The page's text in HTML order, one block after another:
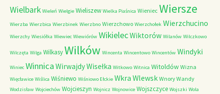
Wielbark Wieleń Wielgie Wieliszew Wielka Piaśnica Wieniec Wiersze
Wierzba Wierzbica Wierzbinek Wierzbno Wierzchowo Wierzchołek Wierzchucino
Wierzchy Wiesiółka Wiewiec Wiewiórów WikielecWiktorów Wilanów Wilczkowo
Wilczęta Wilga WilkasyWilków Wincenta Wincentowo Wincentów Windyki
Winiec Winnica WirwajdyWisełka Witkowo Witnica Witoldów Wizna
Więcławice Wiślica Wiśniewo Wiśniowo Ełckie Wkra Wlewsk Wnory Wandy
Wodzisław Wojciechów Wojcieszyn Wojnicz Wojnowice Wojszczyce Wojszki Wola